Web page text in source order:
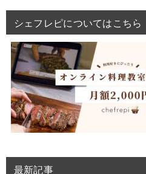
シェフレピについてはこちら
最新記事